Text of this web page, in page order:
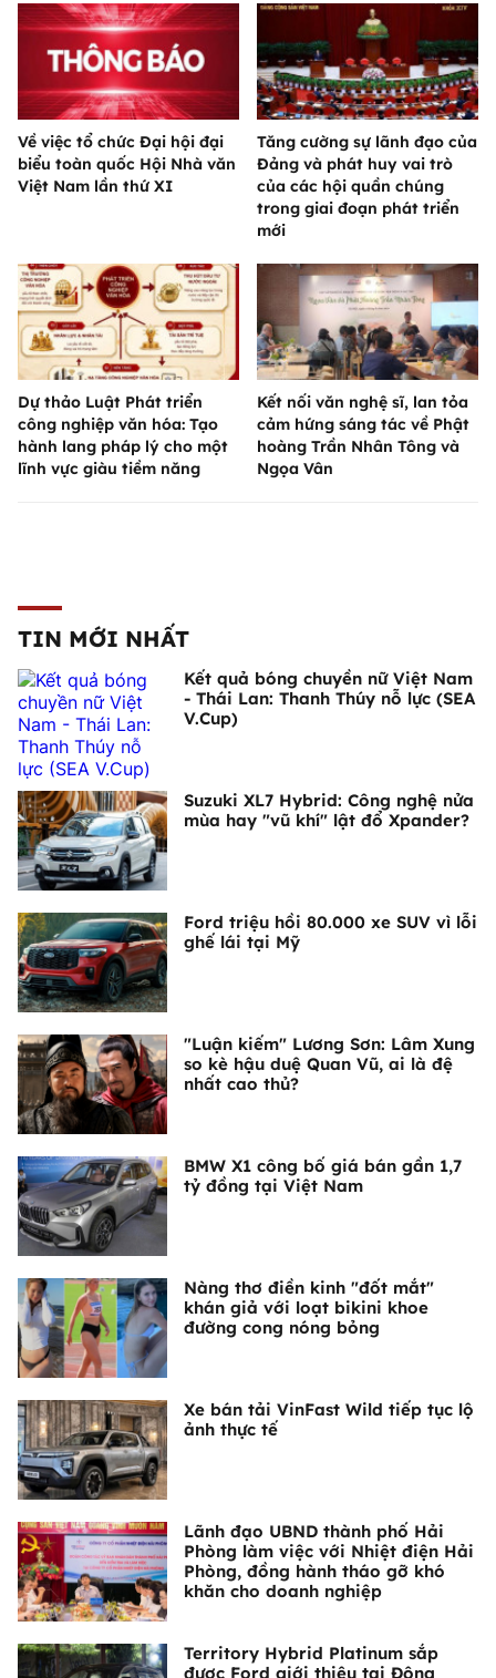
Về việc tổ chức Đại hội đại
biểu toàn quốc Hội Nhà văn
Việt Nam lần thứ XI
Tăng cường sự lãnh đạo của
Đảng và phát huy vai trò
của các hội quần chúng
trong giai đoạn phát triển
mới
Dự thảo Luật Phát triển
công nghiệp văn hóa: Tạo
hành lang pháp lý cho một
lĩnh vực giàu tiềm năng
Kết nối văn nghệ sĩ, lan tỏa
cảm hứng sáng tác về Phật
hoàng Trần Nhân Tông và
Ngọa Vân
TIN MỚI NHẤT
Kết quả bóng chuyền nữ Việt Nam
- Thái Lan: Thanh Thúy nỗ lực (SEA
V.Cup)
Suzuki XL7 Hybrid: Công nghệ nửa
mùa hay "vũ khí" lật đổ Xpander?
Ford triệu hồi 80.000 xe SUV vì lỗi
ghế lái tại Mỹ
"Luận kiếm" Lương Sơn: Lâm Xung
so kè hậu duệ Quan Vũ, ai là đệ
nhất cao thủ?
BMW X1 công bố giá bán gần 1,7
tỷ đồng tại Việt Nam
Nàng thơ điền kinh "đốt mắt"
khán giả với loạt bikini khoe
đường cong nóng bỏng
Xe bán tải VinFast Wild tiếp tục lộ
ảnh thực tế
Lãnh đạo UBND thành phố Hải
Phòng làm việc với Nhiệt điện Hải
Phòng, đồng hành tháo gỡ khó
khăn cho doanh nghiệp
Territory Hybrid Platinum sắp
được Ford giới thiệu tại Đông